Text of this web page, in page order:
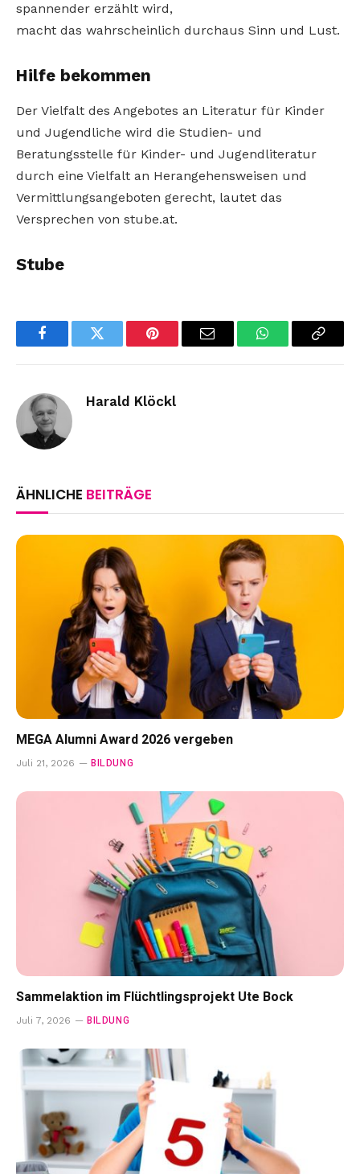
spannender erzählt wird,
macht das wahrscheinlich durchaus Sinn und Lust.
Hilfe bekommen
Der Vielfalt des Angebotes an Literatur für Kinder
und Jugendliche wird die Studien- und
Beratungsstelle für Kinder- und Jugendliteratur
durch eine Vielfalt an Herangehensweisen und
Vermittlungsangeboten gerecht, lautet das
Versprechen von stube.at.
Stube
FacebookTwitter Pinterest Email WhatsAppCopy
Harald Klöckl
ÄHNLICHE BEITRÄGE
MEGA Alumni Award 2026 vergeben
Juli 21, 2026 BILDUNG
Sammelaktion im Flüchtlingsprojekt Ute Bock
Juli 7, 2026 BILDUNG